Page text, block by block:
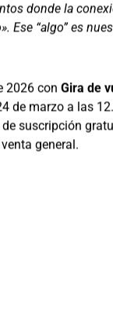
donde la
Ese “algo” es
2026 conGira de
de marzo a las
suscripción
general.